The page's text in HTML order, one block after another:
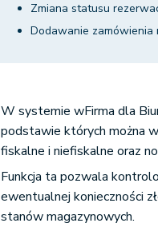
Zmiana statusu
Dodawanie
W systemiewFirma dla
podstawie których można
fiskalne i niefiskalne oraz
Funkcja ta pozwala
ewentualnej konieczności
stanów magazynowych.